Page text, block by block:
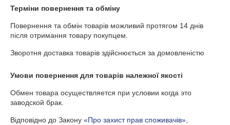
Терміни повернення та обміну
Повернення та обмін товарів можливий протягом 14 днів
після отримання товару покупцем.
Зворотня доставка товарів здійснюється за домовленістю
Умови повернення для товарів належної якості
Обмен товара осуществляется при условии когда это
заводской брак.
Відповідно до Закону «Про захист прав споживачів»